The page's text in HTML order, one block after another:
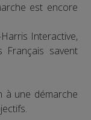
est encore
Interactive,
savent
à une démarche